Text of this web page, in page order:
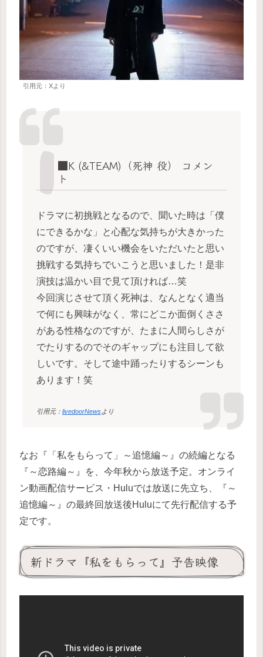
引用元：Xより
■K (&TEAM)（死神 役） コメン
ト
ドラマに初挑戦となるので、聞いた時は「僕
にできるかな」と心配な気持ちが大きかった
のですが、凄くいい機会をいただいたと思い
挑戦する気持ちでいこうと思いました！是非
演技は温かい目で見て頂ければ…笑
今回演じさせて頂く死神は、なんとなく適当
で何にも興味がなく、常にどこか面倒くささ
がある性格なのですが、たまに人間らしさが
でたりするのでそのギャップにも注目して欲
しいです。そして途中踊ったりするシーンも
あります！笑
引用元： livedoorNewsより
なお『「私をもらって」～追憶編～』の続編となる
『～恋路編～』を、今年秋から放送予定。オンライ
ン動画配信サービス・Huluでは放送に先立ち、『～
追憶編～』の最終回放送後Huluにて先行配信する予
定です。
新ドラマ『私をもらって』予告映像